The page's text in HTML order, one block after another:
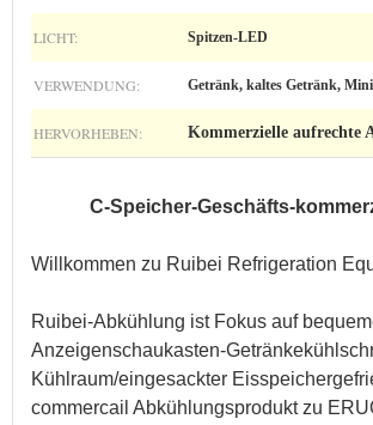
LICHT: Spitzen-LED
VERWENDUNG: Getränk, kaltes Getränk,
HERVORHEBEN: Kommerzielle aufrechte
C-Speicher-Geschäfts-
Willkommen zu Ruibei Refrigeration
Ruibei-Abkühlung ist Fokus auf
Anzeigenschaukasten-
Kühlraum/eingesackter
commercail Abkühlungsprodukt zu